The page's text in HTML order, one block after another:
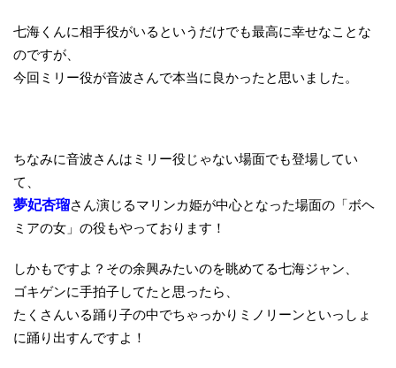
七海くんに相手役がいるというだけでも最高に幸せなことな
のですが、
今回ミリー役が音波さんで本当に良かったと思いました。
ちなみに音波さんはミリー役じゃない場面でも登場してい
て、
夢妃杏瑠さん演じるマリンカ姫が中心となった場面の「ボヘ
ミアの女」の役もやっております！
しかもですよ？その余興みたいのを眺めてる七海ジャン、
ゴキゲンに手拍子してたと思ったら、
たくさんいる踊り子の中でちゃっかりミノリーンといっしょ
に踊り出すんですよ！